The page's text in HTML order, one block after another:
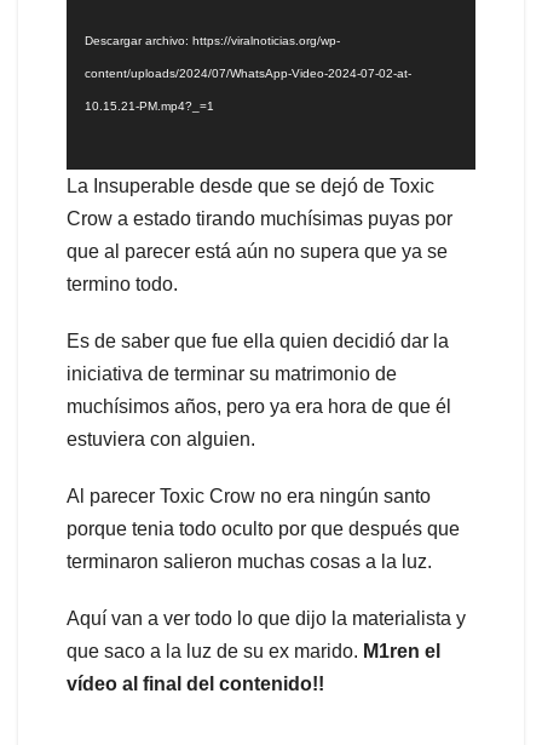
Descargar archivo: https://viralnoticias.org/wp-
content/uploads/2024/07/WhatsApp-Video-2024-07-02-at-
10.15.21-PM.mp4?_=1
La Insuperable desde que se dejó de Toxic
Crow a estado tirando muchísimas puyas por
que al parecer está aún no supera que ya se
termino todo.
Es de saber que fue ella quien decidió dar la
iniciativa de terminar su matrimonio de
muchísimos años, pero ya era hora de que él
estuviera con alguien.
Al parecer Toxic Crow no era ningún santo
porque tenia todo oculto por que después que
terminaron salieron muchas cosas a la luz.
Aquí van a ver todo lo que dijo la materialista y
que saco a la luz de su ex marido. M1ren el
vídeo al final del contenido!!